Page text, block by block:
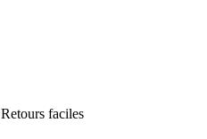
Retours faciles